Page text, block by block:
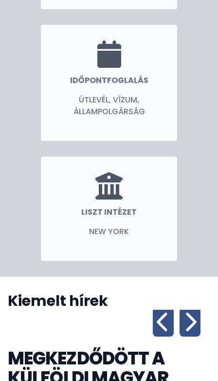
IDŐPONTFOGLALÁS
ÚTLEVÉL, VÍZUM,
ÁLLAMPOLGÁRSÁG
LISZT INTÉZET
NEW YORK
Kiemelt hírek
MEGKEZDŐDÖTT A